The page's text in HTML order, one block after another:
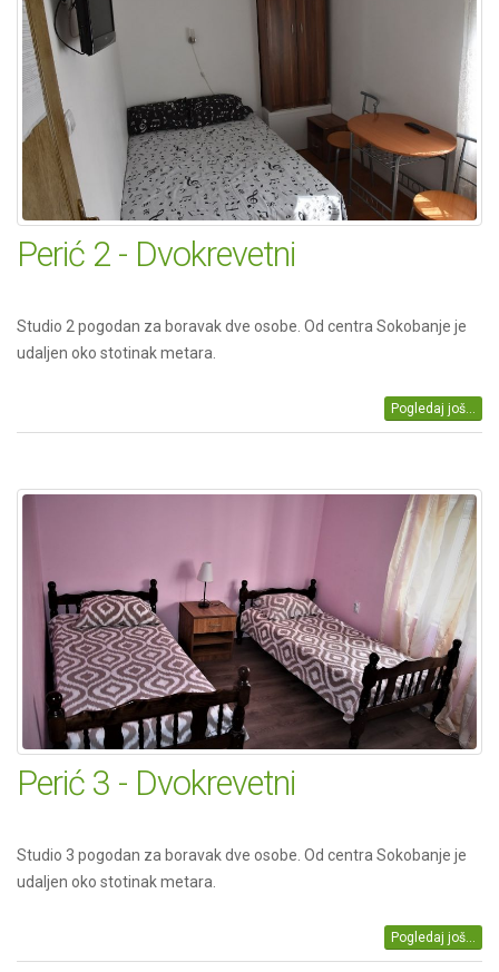
Perić 2 - Dvokrevetni
Studio 2 pogodan za boravak dve osobe. Od centra Sokobanje je
udaljen oko stotinak metara.
Pogledaj još...
Perić 3 - Dvokrevetni
Studio 3 pogodan za boravak dve osobe. Od centra Sokobanje je
udaljen oko stotinak metara.
Pogledaj još...